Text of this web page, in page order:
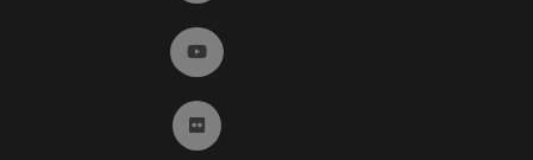
Ir a YouTube (abre en ventana nueva)
Ir a Flickr (abre en ventana nueva)